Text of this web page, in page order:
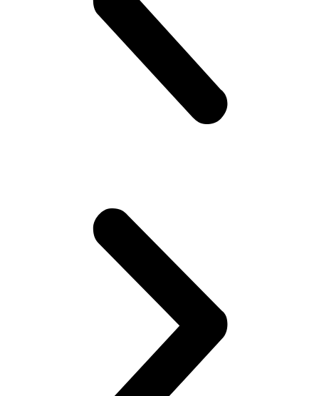
3амена фильтров автомобиля Volvo
Замена фильтра АКПП автомобиля Volvo
Замена топливного фильтра автомобиля Volvo
Замена системы вентиляции картерных газов
Замена свечей зажигания автомобиля Volvo
Замена ремня ГРМ автомобиля Volvo
Замена прокладки поддона двигателя автомобиля Volvo
Замена приводного ремня автомобиля Volvo
Замена помпы водяного насоса автомобиля Volvo
Замена масляного фильтра автомобиля Volvo
Ремонт предпускового подогревателя Вольво
Диагностика полного привода автомобиля Вольво
Диагностика и ремонт электрики автомобиля Volvo